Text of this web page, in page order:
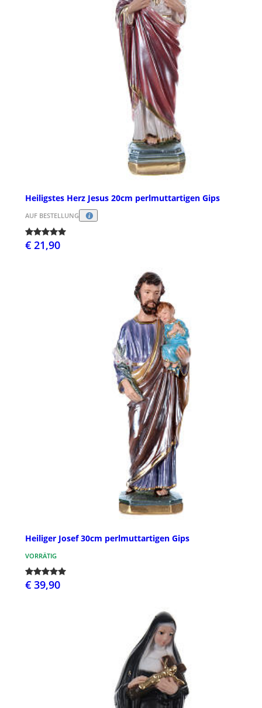
Heiligstes Herz Jesus 20cm perlmuttartigen Gips
AUF BESTELLUNG
€ 21,90
Heiliger Josef 30cm perlmuttartigen Gips
VORRÄTIG
€ 39,90